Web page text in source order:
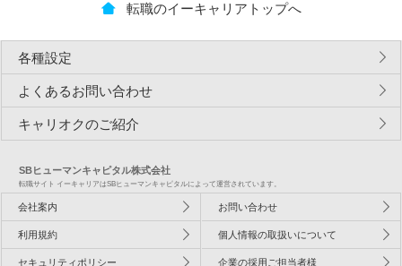
転職のイーキャリアトップへ
各種設定
よくあるお問い合わせ
キャリオクのご紹介
SBヒューマンキャピタル株式会社
転職サイト イーキャリアはSBヒューマンキャピタルによって運営されています。
会社案内 お問い合わせ
利用規約 個人情報の取扱いについて
セキュリティポリシー 企業の採用ご担当者様